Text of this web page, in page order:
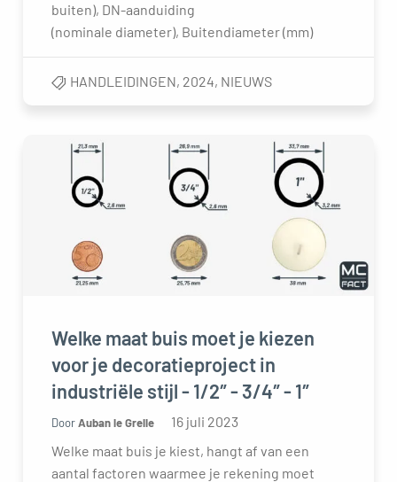
buiten), DN-aanduiding
(nominale diameter), Buitendiameter (mm)
HANDLEIDINGEN, 2024, NIEUWS
Welke maat buis moet je kiezen
voor je decoratieproject in
industriële stijl - 1/2″ - 3/4″ - 1″
DoorAuban le Grelle
16 juli 2023
Welke maat buis je kiest, hangt af van een
aantal factoren waarmee je rekening moet